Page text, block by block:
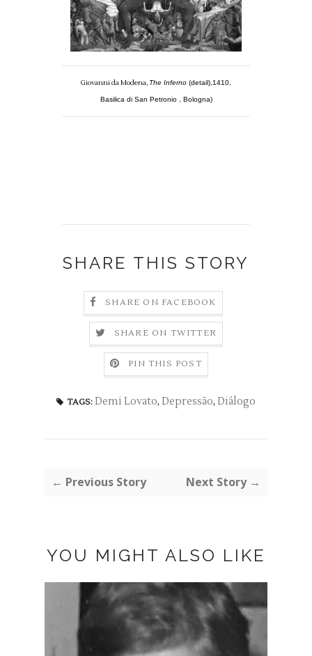
Giovanni da Modena, The Inferno (detail),1410,
Basilica di San Petronio , Bologna)
SHARE THIS STORY
SHARE ON FACEBOOK
SHARE ON TWITTER
PIN THIS POST
TAGS: Demi Lovato, Depressão, Diálogo
← Previous Story Next Story →
YOU MIGHT ALSO LIKE